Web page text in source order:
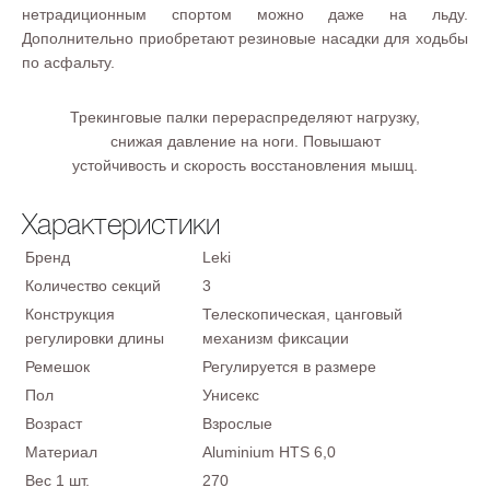
нетрадиционным спортом можно даже на льду.
Дополнительно приобретают резиновые насадки для ходьбы
по асфальту.
Трекинговые палки перераспределяют нагрузку,
снижая давление на ноги. Повышают
устойчивость и скорость восстановления мышц.
Характеристики
Бренд
Leki
Количество секций
3
Конструкция
регулировки длины
Телескопическая, цанговый
механизм фиксации
Ремешок
Регулируется в размере
Пол
Унисекс
Возраст
Взрослые
Материал
Aluminium HTS 6,0
Вес 1 шт.
270